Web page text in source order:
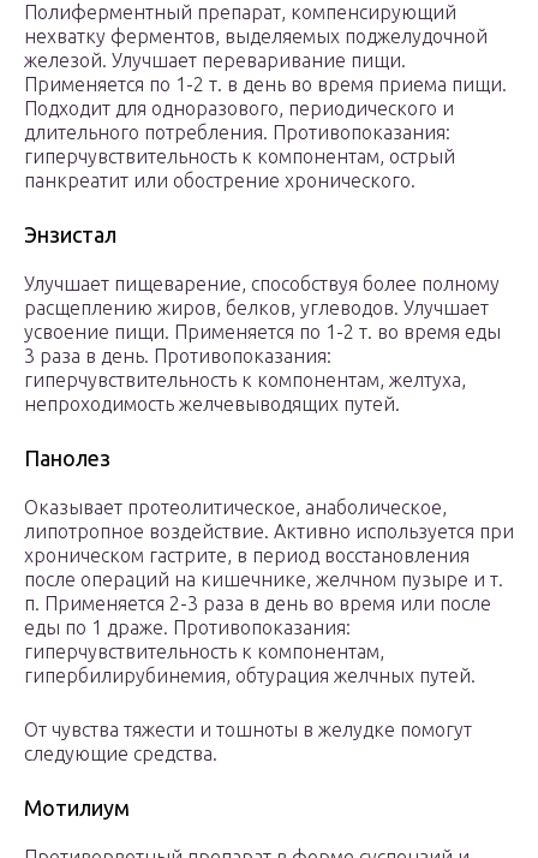
Полиферментный препарат, компенсирующий
нехватку ферментов, выделяемых поджелудочной
железой. Улучшает переваривание пищи.
Применяется по 1-2 т. в день во время приема пищи.
Подходит для одноразового, периодического и
длительного потребления. Противопоказания:
гиперчувствительность к компонентам, острый
панкреатит или обострение хронического.
Энзистал
Улучшает пищеварение, способствуя более полному
расщеплению жиров, белков, углеводов. Улучшает
усвоение пищи. Применяется по 1-2 т. во время еды
3 раза в день. Противопоказания:
гиперчувствительность к компонентам, желтуха,
непроходимость желчевыводящих путей.
Панолез
Оказывает протеолитическое, анаболическое,
липотропное воздействие. Активно используется при
хроническом гастрите, в период восстановления
после операций на кишечнике, желчном пузыре и т.
п. Применяется 2-3 раза в день во время или после
еды по 1 драже. Противопоказания:
гиперчувствительность к компонентам,
гипербилирубинемия, обтурация желчных путей.
От чувства тяжести и тошноты в желудке помогут
следующие средства.
Мотилиум